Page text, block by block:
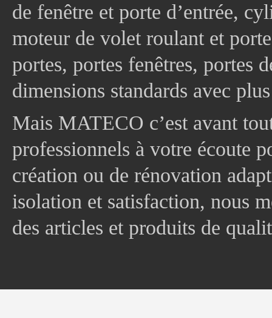
de fenêtre et porte d’entrée,
moteur de volet roulant et
portes, portes fenêtres, portes
dimensions standards avec
Mais MATECO c’est avant
professionnels à votre écoute
création ou de rénovation
isolation et satisfaction, nous
des articles et produits de